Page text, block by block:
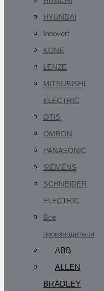
HYUNDAI
Innovert
KONE
LENZE
MITSUBISHI
ELECTRIC
OTIS
OMRON
PANASONIC
SIEMENS
SCHNEIDER
ELECTRIC
Все
производители
ABB
ALLEN
BRADLEY